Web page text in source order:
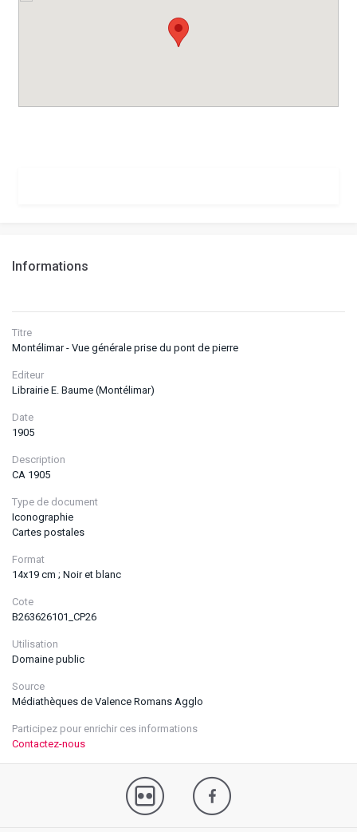
Informations
Titre
Montélimar - Vue générale prise du pont de pierre
Editeur
Librairie E. Baume (Montélimar)
Date
1905
Description
CA 1905
Type de document
Iconographie
Cartes postales
Format
14x19 cm ; Noir et blanc
Cote
B263626101_CP26
Utilisation
Domaine public
Source
Médiathèques de Valence Romans Agglo
Participez pour enrichir ces informations
Contactez-nous